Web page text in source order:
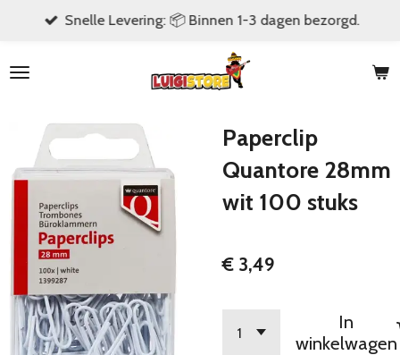
naar
hoofdinhoud
Snelle Levering: 📦 Binnen 1-3 dagen bezorgd.
Paperclip
Quantore 28mm
wit 100 stuks
€ 3,49
In
winkelwagen